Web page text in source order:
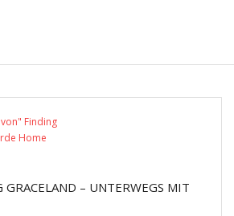
GRACELAND – UNTERWEGS MIT